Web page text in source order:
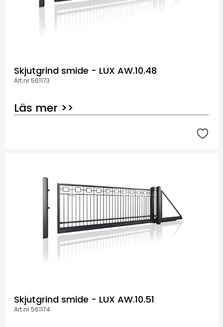
Skjutgrind smide - LUX AW.10.48
Art.nr 561173
Läs mer >>
Skjutgrind smide - LUX AW.10.51
Art.nr 561174